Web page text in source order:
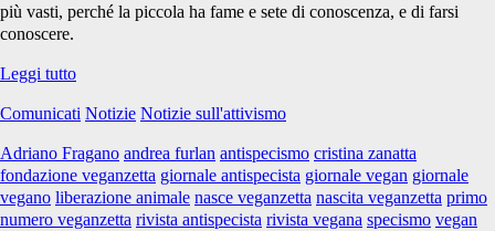
più vasti, perché la piccola ha fame e sete di conoscenza, e di farsi
conoscere.
Leggi tuttoNasce
Veganzetta!
Comunicati Notizie Notizie sull'attivismo
Adriano Fragano andrea furlan antispecismo cristina zanatta
fondazione veganzetta giornale antispecista giornale vegan giornale
vegano liberazione animale nasce veganzetta nascita veganzetta primo
numero veganzetta rivista antispecista rivista vegana specismo vegan